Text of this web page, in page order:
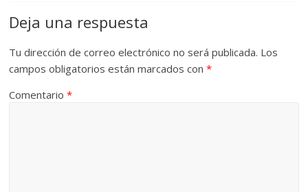
Deja una respuesta
Tu dirección de correo electrónico no será publicada. Los
campos obligatorios están marcados con*
Comentario*